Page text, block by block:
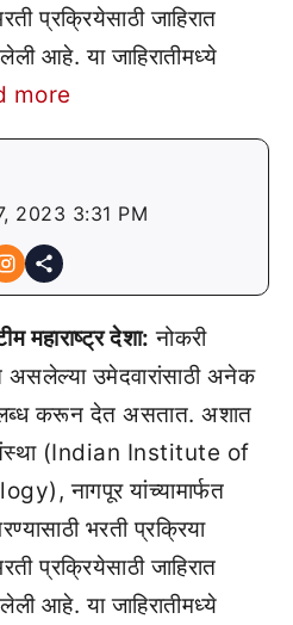
प्रक्रियेसाठी जाहिरात
आहे. या जाहिरातीमध्ये
more
2023 3:31 PM
देशा: नोकरी
असलेल्या उमेदवारांसाठी अनेक
करून देत असतात. अशात
संस्था (Indian Institute of
नागपूर यांच्यामार्फत
भरती प्रक्रिया
प्रक्रियेसाठी जाहिरात
आहे. या जाहिरातीमध्ये